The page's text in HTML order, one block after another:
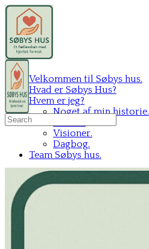
Velkommen til Søbys hus.
Hvad er Søbys Hus?
Hvem er jeg?
Noget af min historie.
Visioner.
Dagbog.
Team Søbys hus.
Sign in Sign up
Search
for: